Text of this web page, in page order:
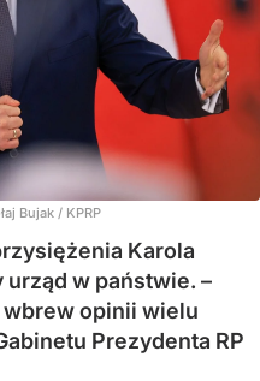
Bujak / KPRP
Karola
w państwie. –
opinii wielu
Prezydenta RP